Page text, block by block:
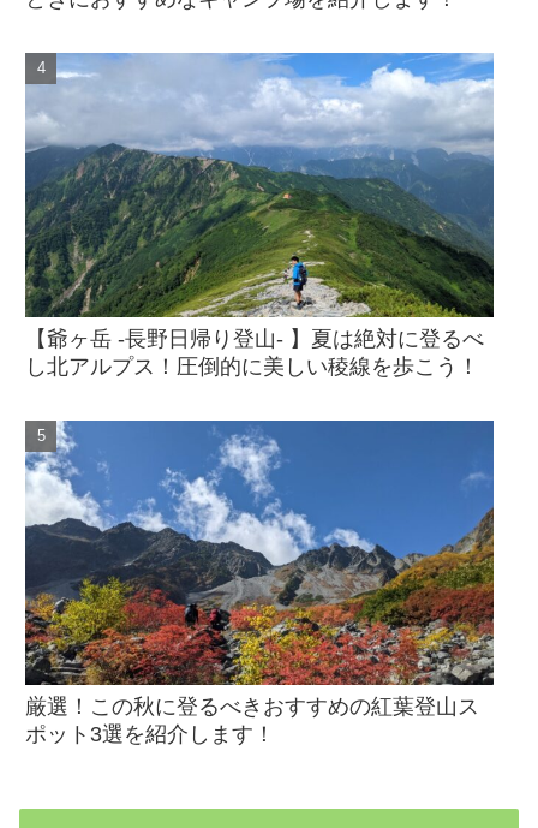
【爺ヶ岳 -長野日帰り登山- 】夏は絶対に登るべ
し北アルプス！圧倒的に美しい稜線を歩こう！
厳選！この秋に登るべきおすすめの紅葉登山ス
ポット3選を紹介します！